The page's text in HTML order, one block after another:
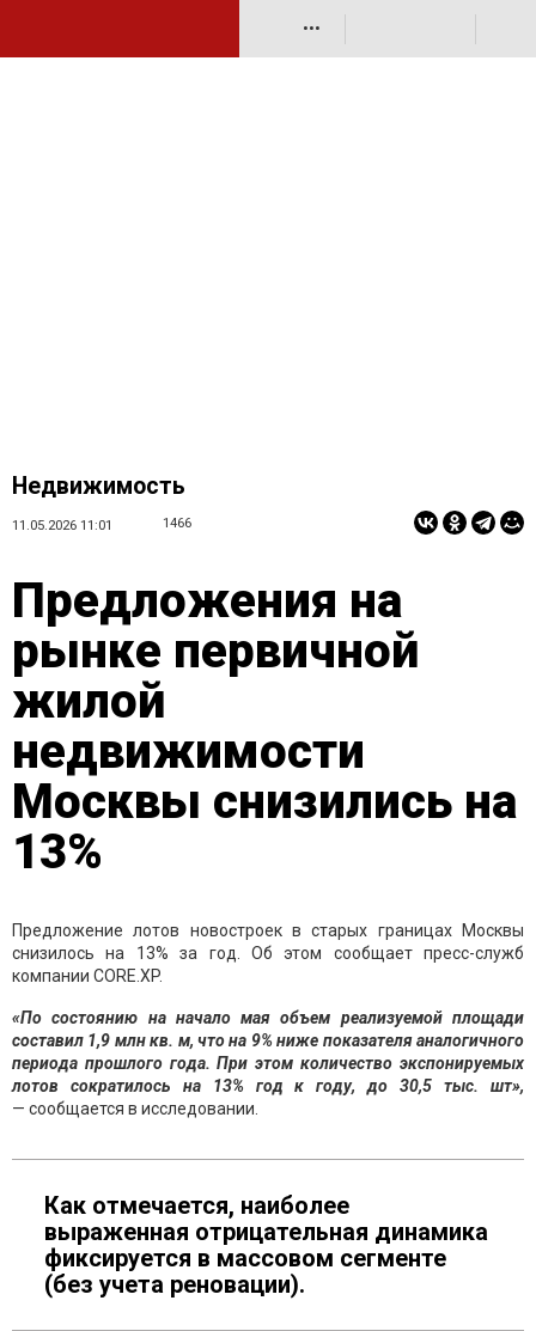
•••
Недвижимость
11.05.2026 11:01 1466
Предложения на
рынке первичной
жилой
недвижимости
Москвы снизились на
13%
Предложение лотов новостроек в старых границах Москвы
снизилось на 13% за год. Об этом сообщает пресс-служб
компании CORE.XP.
«По состоянию на начало мая объем реализуемой площади
составил 1,9 млн кв. м, что на 9% ниже показателя аналогичного
периода прошлого года. При этом количество экспонируемых
лотов сократилось на 13% год к году, до 30,5 тыс. шт»,
— сообщается в исследовании.
Как отмечается, наиболее
выраженная отрицательная динамика
фиксируется в массовом сегменте
(без учета реновации).